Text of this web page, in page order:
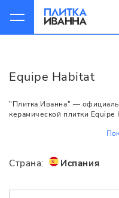
Equipe Habitat
"Плитка Иванна" —
керамической плитки Equipe
Страна: Испания